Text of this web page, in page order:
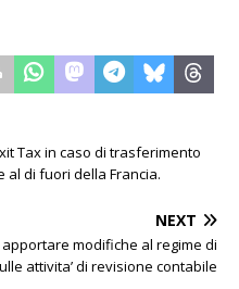
Tax in caso di trasferimento
al di fuori della Francia.
NEXT
modifiche al regime di
attivita’ di revisione contabile